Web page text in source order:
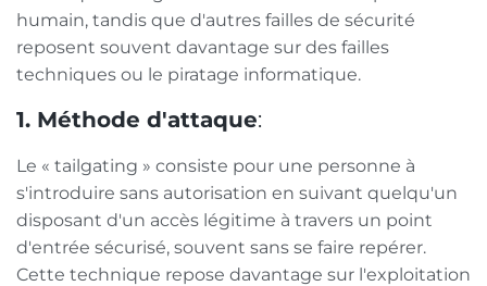
humain, tandis que d'autres failles de sécurité
reposent souvent davantage sur des failles
techniques ou le piratage informatique.
1. Méthode d'attaque:
Le « tailgating » consiste pour une personne à
s'introduire sans autorisation en suivant quelqu'un
disposant d'un accès légitime à travers un point
d'entrée sécurisé, souvent sans se faire repérer.
Cette technique repose davantage sur l'exploitation